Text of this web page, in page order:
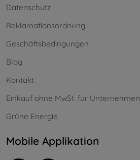
Datenschutz
Reklamationsordnung
Geschäftsbedingungen
Blog
Kontakt
Einkauf ohne MwSt. für Unternehmen
Grüne Energie
Mobile Applikation